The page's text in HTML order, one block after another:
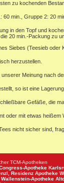
zu kochenden
60 min., Gruppe 2: 20
in den Topf und
20 min.-Packung zu
Siebes (Teesieb
herzustellen.
Meinung nach
so ist eine
Gefäße, die
oder mit etwas heißem
nicht sicher sind,
TCM-Apotheken
Apotheke
Residenz Apotheke
Wallenstein-Apotheke